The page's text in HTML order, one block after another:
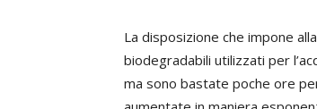
La disposizione che impone
biodegradabili utilizzati per
ma sono bastate poche ore